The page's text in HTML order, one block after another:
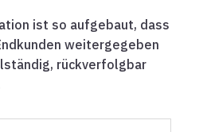
ist so aufgebaut, dass
weitergegeben
rückverfolgbar